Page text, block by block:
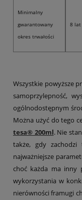
Minimalny
gwarantowany
okres trwałości
8 lat
Wszystkie powyższe
samoprzylepność,
ogólnodostępnym
Można użyć do tego
tesa® 200ml. Nie
także, gdy zachodzi
najważniejsze
choć każda ma inny
wykorzystania w
nierówności framugi